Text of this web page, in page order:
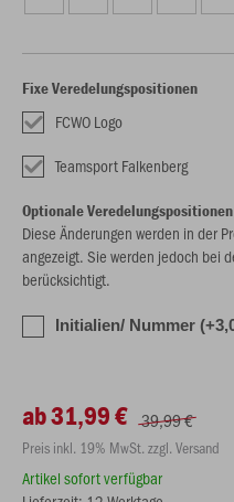
Fixe Veredelungspositionen
FCWO Logo
Teamsport Falkenberg
Optionale Veredelungspositionen
Diese Änderungen werden in der
angezeigt. Sie werden jedoch bei
berücksichtigt.
Initialien/ Nummer
ab 31,99 € 39,99 €
Preis inkl. 19% MwSt. zzgl. Versand
Artikel sofort verfügbar